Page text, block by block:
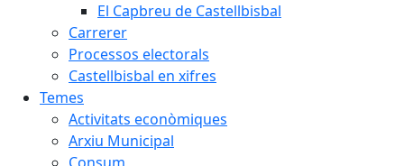
El Capbreu de Castellbisbal
Carrerer
Processos electorals
Castellbisbal en xifres
Temes
Activitats econòmiques
Arxiu Municipal